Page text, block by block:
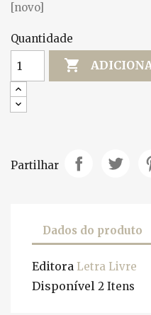
[novo]
Quantidade

Partilhar
Dados do produto
Editora Letra Livre
Disponível 2 Itens